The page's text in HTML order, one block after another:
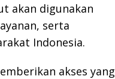
akan digunakan
serta
Indonesia.
akses yang